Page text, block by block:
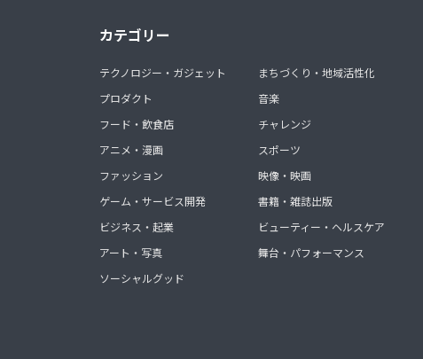
カテゴリー
テクノロジー・ガジェット
プロダクト
フード・飲食店
アニメ・漫画
ファッション
ゲーム・サービス開発
ビジネス・起業
アート・写真
ソーシャルグッド
まちづくり・地域活性化
音楽
チャレンジ
スポーツ
映像・映画
書籍・雑誌出版
ビューティー・ヘルスケア
舞台・パフォーマンス